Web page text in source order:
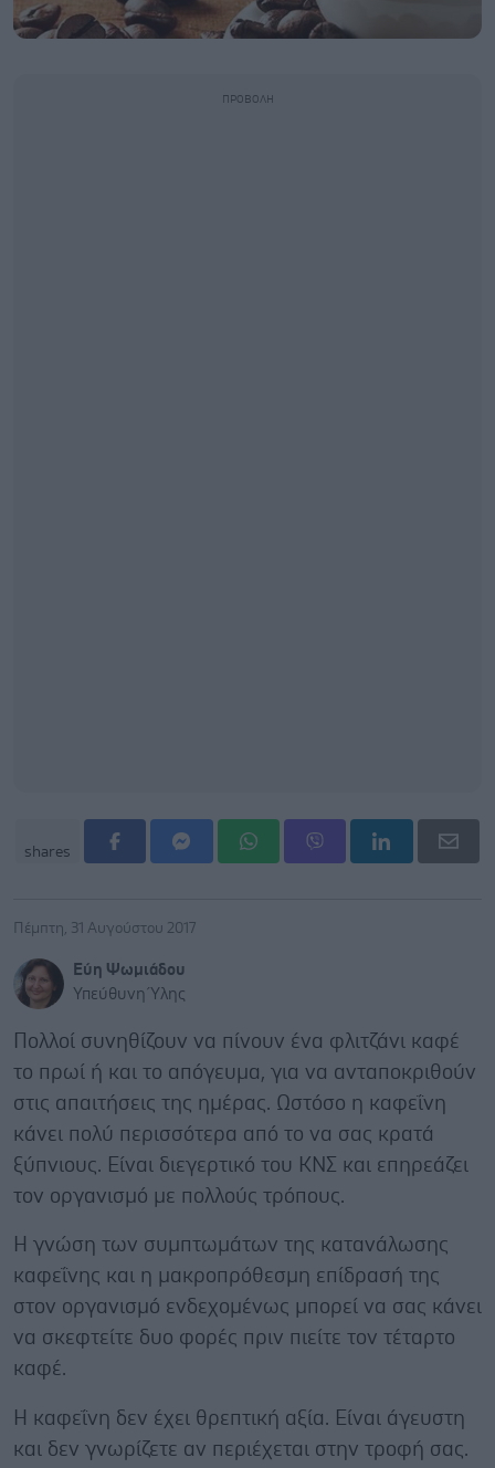
shares
Πέμπτη, 31 Αυγούστου 2017
Εύη Ψωμιάδου
Υπεύθυνη Ύλης
Πολλοί συνηθίζουν να πίνουν ένα φλιτζάνι καφέ
το πρωί ή και το απόγευμα, για να ανταποκριθούν
στις απαιτήσεις της ημέρας. Ωστόσο η καφεΐνη
κάνει πολύ περισσότερα από το να σας κρατά
ξύπνιους. Είναι διεγερτικό του ΚΝΣ και επηρεάζει
τον οργανισμό με πολλούς τρόπους.
Η γνώση των συμπτωμάτων της κατανάλωσης
καφεΐνης και η μακροπρόθεσμη επίδρασή της
στον οργανισμό ενδεχομένως μπορεί να σας κάνει
να σκεφτείτε δυο φορές πριν πιείτε τον τέταρτο
καφέ.
Η καφεΐνη δεν έχει θρεπτική αξία. Είναι άγευστη
και δεν γνωρίζετε αν περιέχεται στην τροφή σας.